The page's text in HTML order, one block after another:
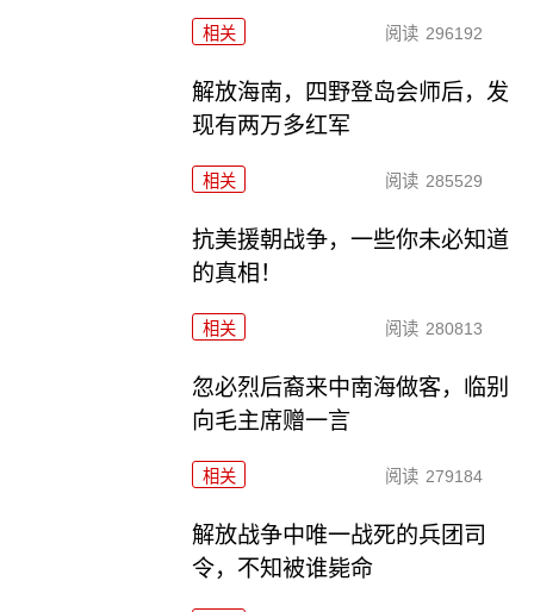
相关 阅读 296192
解放海南，四野登岛会师后，发
现有两万多红军
相关 阅读 285529
抗美援朝战争，一些你未必知道
的真相！
相关 阅读 280813
忽必烈后裔来中南海做客，临别
向毛主席赠一言
相关 阅读 279184
解放战争中唯一战死的兵团司
令，不知被谁毙命